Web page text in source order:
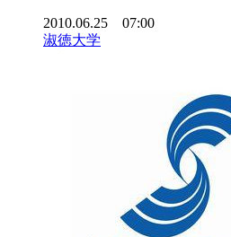
2010.06.25 07:00
淑徳大学